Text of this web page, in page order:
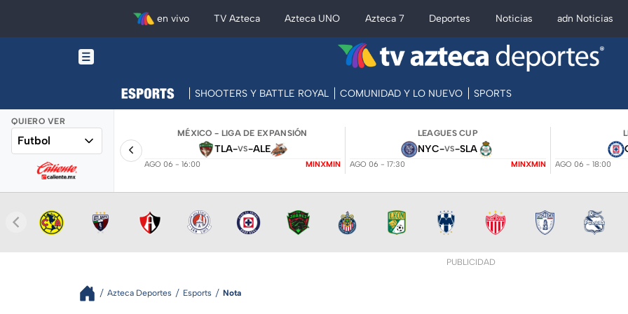
en vivo TV Azteca Azteca UNO Azteca 7 Deportes Noticias adn Noticias
SHOOTERS Y BATTLE ROYAL COMUNIDAD Y LO NUEVO SPORTS
QUIERO VER
Futbol
MÉXICO - LIGA DE EXPANSIÓN
TLA-VS-ALE
AGO 06 - 16:00 MINXMIN
LEAGUES CUP
NYC-VS-SLA
AGO 06 - 17:30 MINXMIN AGO 06 - 18:00
PUBLICIDAD
Azteca Deportes Esports Nota